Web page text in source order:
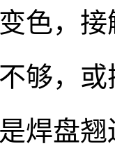
色，
够，
焊盘